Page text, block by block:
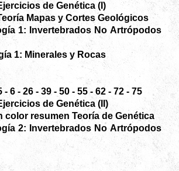
de Genética (I)
Mapas y Cortes Geológicos
1: Invertebrados No Artrópodos
1: Minerales y Rocas
- 6 - 26 - 39 - 50 - 55 - 62 - 72 - 75
de Genética (II)
color resumen Teoría de Genética
2: Invertebrados No Artrópodos